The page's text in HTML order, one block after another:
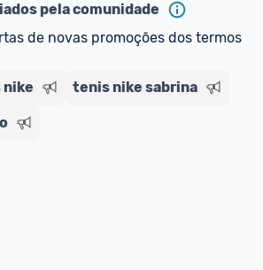
pela comunidade
de novas promoções dos termos
tenis nike sabrina